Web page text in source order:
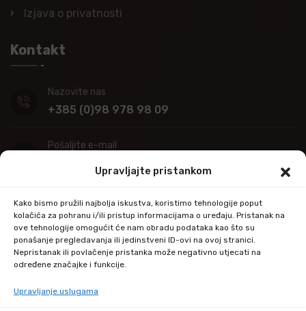
Upravljajte pristankom
Kako bismo pružili najbolja iskustva, koristimo tehnologije poput
kolačića za pohranu i/ili pristup informacijama o uređaju. Pristanak na
ove tehnologije omogućit će nam obradu podataka kao što su
ponašanje pregledavanja ili jedinstveni ID-ovi na ovoj stranici.
Nepristanak ili povlačenje pristanka može negativno utjecati na
određene značajke i funkcije.
Upravljanje uslugama
Izjava o privatnosti
Kontakt
Nazovite nas
+385 (0)98 978 98 09
Pošaljite e-mail
Adresa
Industrijska ulica 39,
34000 Požega